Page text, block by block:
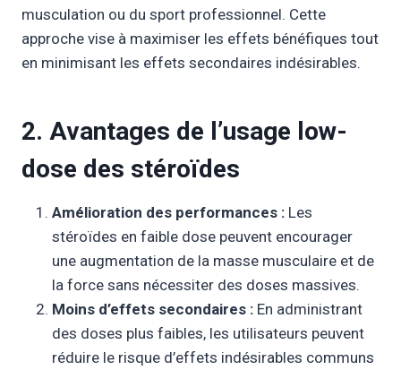
musculation ou du sport professionnel. Cette
approche vise à maximiser les effets bénéfiques tout
en minimisant les effets secondaires indésirables.
2. Avantages de l’usage low-
dose des stéroïdes
Amélioration des performances : Les
stéroïdes en faible dose peuvent encourager
une augmentation de la masse musculaire et de
la force sans nécessiter des doses massives.
Moins d’effets secondaires : En administrant
des doses plus faibles, les utilisateurs peuvent
réduire le risque d’effets indésirables communs